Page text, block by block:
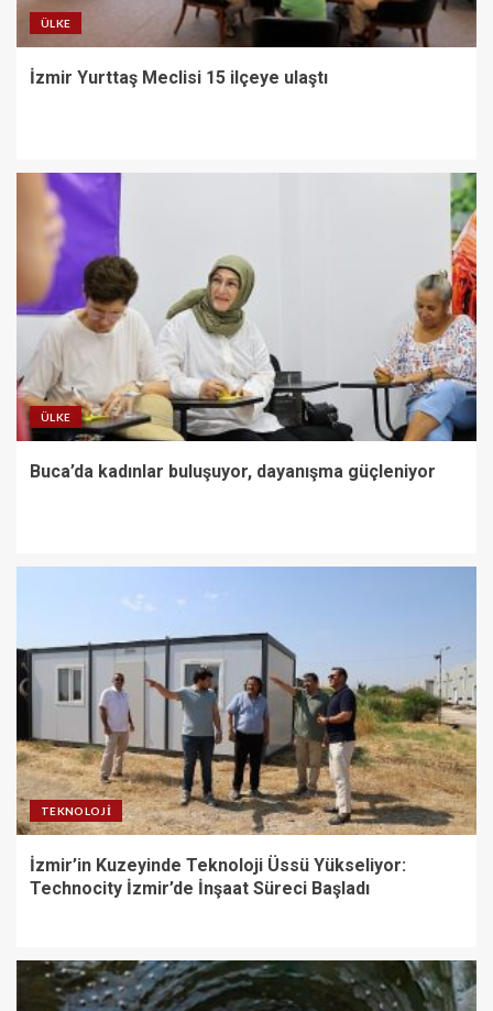
ÜLKE
İzmir Yurttaş Meclisi 15 ilçeye ulaştı
ÜLKE
Buca’da kadınlar buluşuyor, dayanışma güçleniyor
TEKNOLOJI
İzmir’in Kuzeyinde Teknoloji Üssü Yükseliyor:
Technocity İzmir’de İnşaat Süreci Başladı